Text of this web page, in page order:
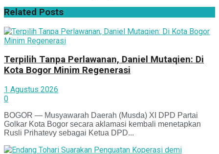
Related Posts
Terpilih Tanpa Perlawanan, Daniel Mutaqien: Di
Kota Bogor Minim Regenerasi
1 Agustus 2026
0
BOGOR — Musyawarah Daerah (Musda) XI DPD Partai
Golkar Kota Bogor secara aklamasi kembali menetapkan
Rusli Prihatevy sebagai Ketua DPD...